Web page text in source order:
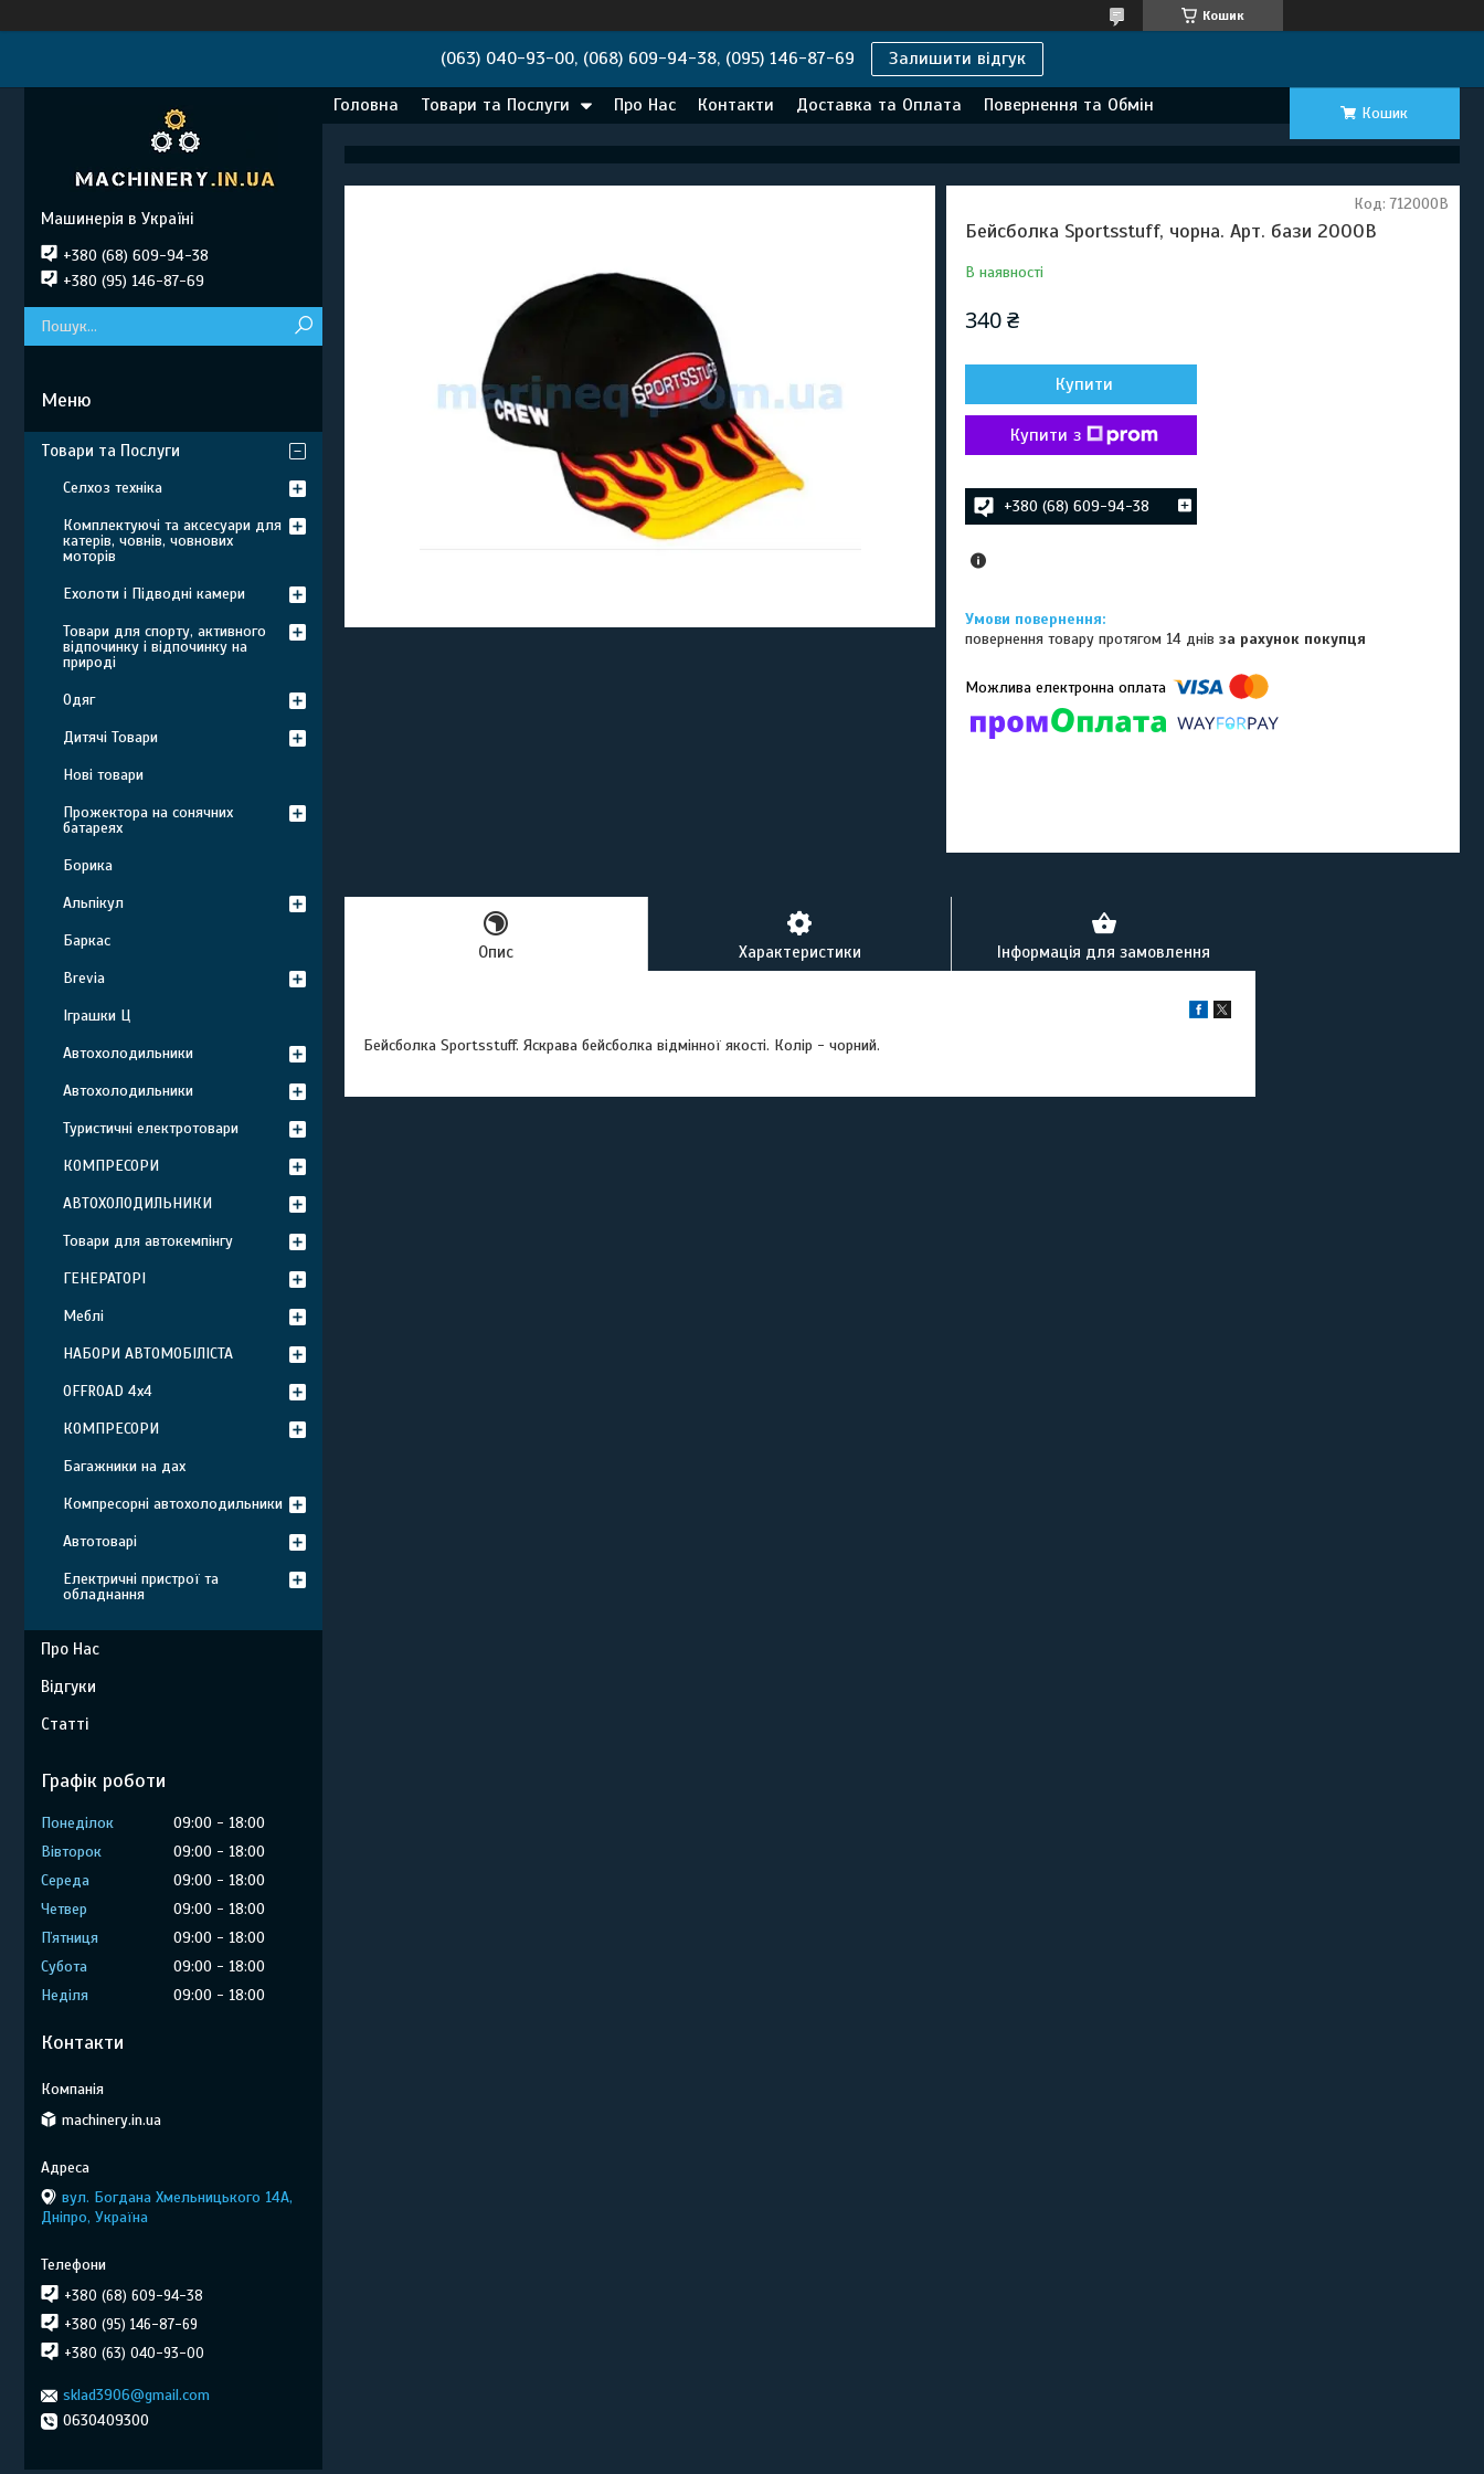
Кошик
(063) 040-93-00, (068) 609-94-38, (095) 146-87-69 Залишити відгук
Головна Товари та Послуги Про Нас Контакти Доставка та Оплата Повернення та Обмін Кошик
Бейсболка Sportsstuff, чорна. Арт. бази 2000B
В наявності
Код:712000B
340 ₴
Купити
Купити з
+380 (68) 609-94-38
повернення товару протягом 14 днівза рахунок покупця
Опис Характеристики Інформація для замовлення
Бейсболка Sportsstuff. Яскрава бейсболка відмінної якості. Колір - чорний.
Машинерія в Україні
+380 (68) 609-94-38
+380 (95) 146-87-69
Товари та Послуги
Селхоз техніка
Комплектуючі та аксесуари для
катерів, човнів, човнових
моторів
Ехолоти і Підводні камери
Товари для спорту, активного
відпочинку і відпочинку на
природі
Одяг
Дитячі Товари
Нові товари
Прожектора на сонячних
батареях
Борика
Альпікул
Баркас
Brevia
Іграшки Ц
Автохолодильники
Автохолодильники
Туристичні електротовари
КОМПРЕСОРИ
АВТОХОЛОДИЛЬНИКИ
Товари для автокемпінгу
ГЕНЕРАТОРІ
Меблі
НАБОРИ АВТОМОБІЛІСТА
OFFROAD 4х4
КОМПРЕСОРИ
Багажники на дах
Компресорні автохолодильники
Автотоварі
Електричні пристрої та
обладнання
Про Нас
Відгуки
Статті
Графік роботи
Понеділок 09:00
18:00
Вівторок
09:00
18:00
Середа
09:00
18:00
Четвер
09:00
18:00
Пʼятниця
09:00
18:00
Субота
09:00
18:00
Неділя
09:00 18:00
Контакти
machinery.in.ua
вул. Богдана Хмельницького 14А,
Дніпро, Україна
+380 (68) 609-94-38
+380 (95) 146-87-69
+380 (63) 040-93-00
sklad3906@gmail.com
0630409300